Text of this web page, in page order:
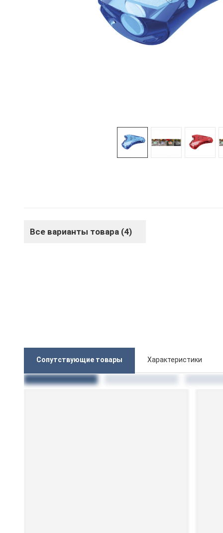
Все варианты товара (4)
Сопутствующие товары Характеристики